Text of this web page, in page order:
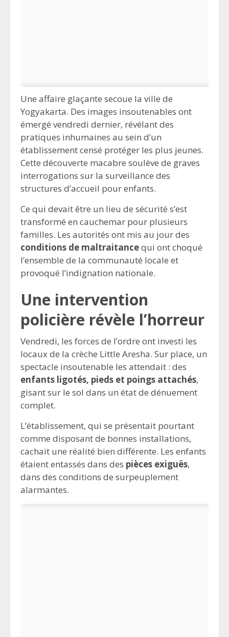
Une affaire glaçante secoue la ville de
Yogyakarta. Des images insoutenables ont
émergé vendredi dernier, révélant des
pratiques inhumaines au sein d’un
établissement censé protéger les plus jeunes.
Cette découverte macabre soulève de graves
interrogations sur la surveillance des
structures d’accueil pour enfants.
Ce qui devait être un lieu de sécurité s’est
transformé en cauchemar pour plusieurs
familles. Les autorités ont mis au jour des
conditions de maltraitancequi ont choqué
l’ensemble de la communauté locale et
provoqué l’indignation nationale.
Une intervention
policière révèle l’horreur
Vendredi, les forces de l’ordre ont investi les
locaux de la crèche Little Aresha. Sur place, un
spectacle insoutenable les attendait : des
enfants ligotés, pieds et poings attachés,
gisant sur le sol dans un état de dénuement
complet.
L’établissement, qui se présentait pourtant
comme disposant de bonnes installations,
cachait une réalité bien différente. Les enfants
étaient entassés dans des pièces exiguës,
dans des conditions de surpeuplement
alarmantes.